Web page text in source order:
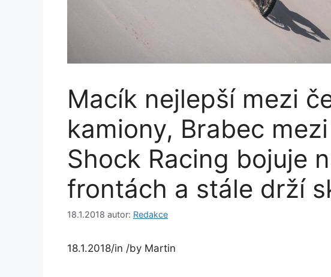
Macík nejlepší mezi
kamiony, Brabec
Shock Racing bojuje
frontách a stále drží
18.1.2018 autor: Redakce
18.1.2018/in /by Martin